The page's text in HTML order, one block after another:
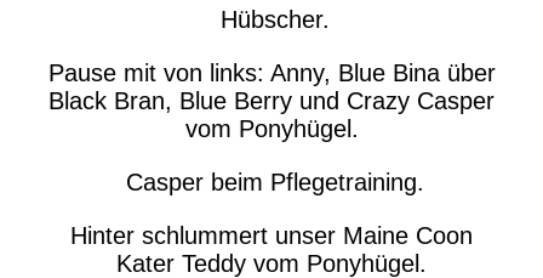
Hübscher.
Pause mit von links: Anny, Blue Bina über
Black Bran, Blue Berry und Crazy Casper
vom Ponyhügel.
Casper beim Pflegetraining.
Hinter schlummert unser Maine Coon
Kater Teddy vom Ponyhügel.